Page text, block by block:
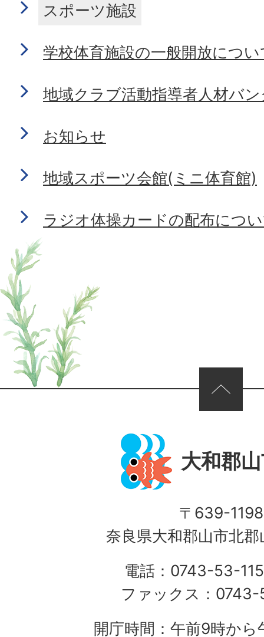
スポーツ施設
学校体育施設の一般開放につい
地域クラブ活動指導者人材バ
お知らせ
地域スポーツ会館(ミニ体育館)
ラジオ体操カードの配布につ
ページの先頭へ
大和郡
〒639-1198
奈良県大和郡山市北
電話：0743-53-
ファックス：
開庁時間：午前9時か